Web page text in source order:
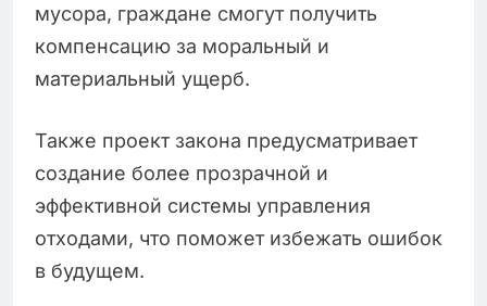
мусора, граждане смогут получить
компенсацию за моральный и
материальный ущерб.
Также проект закона предусматривает
создание более прозрачной и
эффективной системы управления
отходами, что поможет избежать ошибок
в будущем.